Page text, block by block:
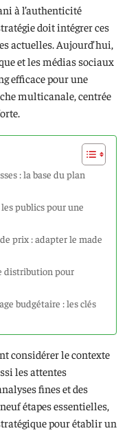
à l’authenticité
doit intégrer ces
actuelles. Aujourd’hui,
et les médias sociaux
efficace pour une
multicanale, centrée
: la base du plan
publics pour une
prix : adapter le made
distribution pour
budgétaire : les clés
considérer le contexte
les attentes
fines et des
étapes essentielles,
pour établir un